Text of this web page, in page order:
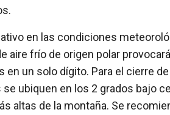
en las condiciones
aire frío de origen polar
un solo dígito. Para el cierre
ubiquen en los 2 grados bajo
altas de la montaña. Se